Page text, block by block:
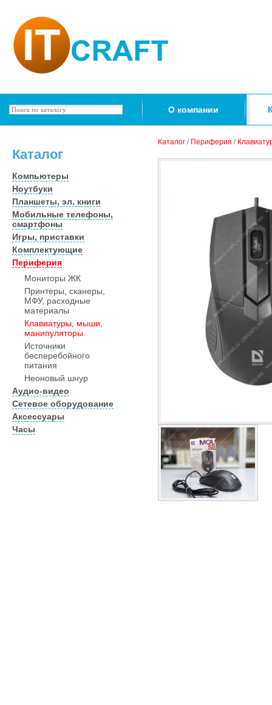
О компании
Каталог
Компьютеры
Ноутбуки
Планшеты, эл. книги
Мобильные телефоны,
смартфоны
Игры, приставки
Комплектующие
Периферия
Мониторы ЖК
Принтеры, сканеры,
МФУ, расходные
материалы
Клавиатуры, мыши,
манипуляторы
Источники
бесперебойного
питания
Неоновый шнур
Аудио-видео
Сетевое оборудование
Аксессуары
Часы
Каталог / Периферия /